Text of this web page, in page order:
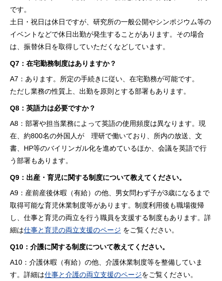
です。
土日・祝日は休日ですが、研究所の一般公開やシンポジウム等の
イベントなどで休日出勤が発生することがあります。その場合
は、振替休日を取得していただくなどしています。
Q7：在宅勤務制度はありますか？
A7：あります。所定の手続きに従い、在宅勤務が可能です。
ただし業務の性質上、出勤を原則とする部署もあります。
Q8：英語力は必要ですか？
A8：部署や担当業務によって英語の使用頻度は異なります。現
在、約800名の外国人が 理研で働いており、所内の放送、文
書、HP等のバイリンガル化を進めているほか、会議を英語で行
う部署もあります。
Q9：出産・育児に関する制度について教えてください。
A9：産前産後休暇（有給）の他、男女問わず子が3歳になるまで
取得可能な育児休業制度等があります。制度利用後も職場復帰
し、仕事と育児の両立を行う職員を支援する制度もあります。詳
細は仕事と育児の両立支援のページ をご覧ください。
Q10：介護に関する制度について教えてください。
A10：介護休暇（有給）の他、介護休業制度等を整備していま
す。詳細は仕事と介護の両立支援のページをご覧ください。